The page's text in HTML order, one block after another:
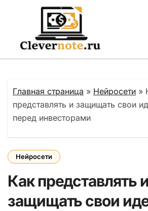
содержанию
Главная страница » Нейросети »
представлять и защищать свои
перед инвесторами
Нейросети
Как представлять и
защищать свои